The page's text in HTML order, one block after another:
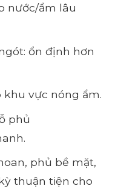
nước/ẩm lâu
ổn định hơn
vực nóng ẩm.
phủ
phủ bề mặt,
thuận tiện cho